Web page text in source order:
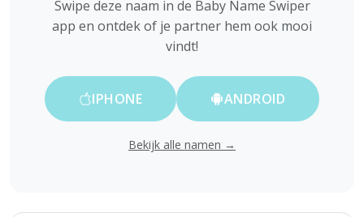
Swipe deze naam in de Baby Name Swiper
app en ontdek of je partner hem ook mooi
vindt!
IPHONE ANDROID
Bekijk alle namen →